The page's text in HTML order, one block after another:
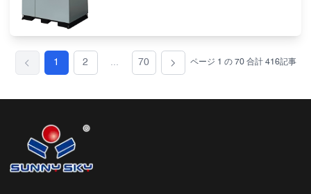
1 2 70 ページ 1 の 70 合計 416記事